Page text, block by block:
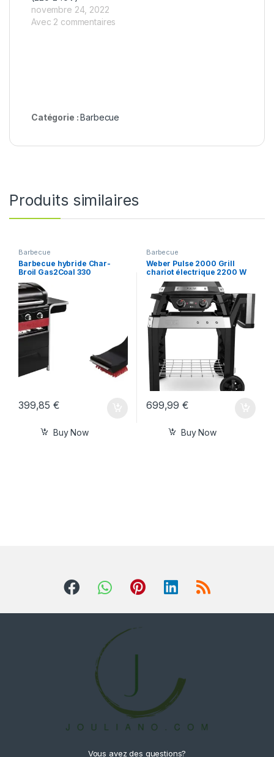
novembre 24, 2022
Avec 2 commentaires
Catégorie :Barbecue
Produits similaires
Barbecue
Barbecue hybride Char-
Broil Gas2Coal 330
399,85€
Buy Now
Barbecue
Weber Pulse 2000 Grill
chariot électrique 2200 W
699,99€
Buy Now
Vous avez des questions?